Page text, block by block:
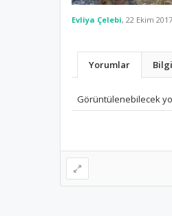
Evliya Çelebi, 22 Ekim 2017
Yorumlar
Görüntülenebilecek